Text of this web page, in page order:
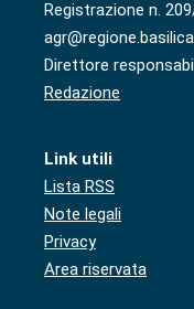
Registrazione n.
Direttore
Redazione
Link utili
Lista RSS
Note legali
Privacy
Area riservata